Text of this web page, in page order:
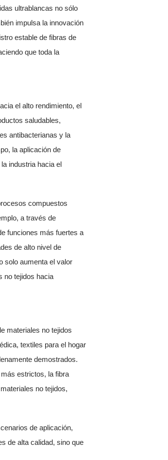
ultrablancas no sólo
impulsa la innovación
estable de fibras de
que toda la
el alto rendimiento, el
saludables,
antibacterianas y la
la aplicación de
industria hacia el
compuestos
a través de
funciones más fuertes a
de alto nivel de
solo aumenta el valor
no tejidos hacia
materiales no tejidos
textiles para el hogar
demostrados.
estrictos, la fibra
no tejidos,
de aplicación,
de alta calidad, sino que